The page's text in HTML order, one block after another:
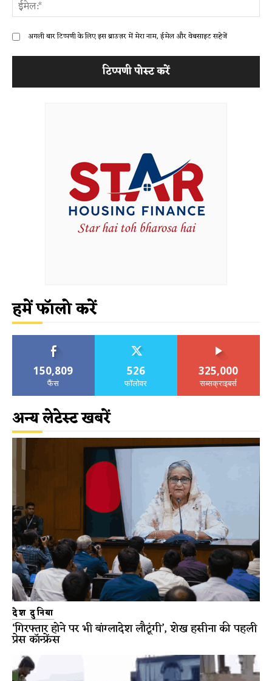
अगली बार टिप्पणी के लिए इस ब्राउज़र में मेरा नाम, ईमेल और वेबसाइट सहेजें
हमें फॉलो करें
150,809
फैंस
526
फॉलोवर
325,000
सब्सक्राइबर्स
अन्य लेटेस्ट खबरें
देश दुनिया
‘गिरफ्तार होने पर भी बांग्लादेश लौटूंगी’, शेख हसीना की पहली
प्रेस कॉन्फ्रेंस